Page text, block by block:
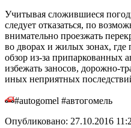
Учитывая сложившиеся
следует отказаться, по
внимательно проезжать
во дворах и жилых зонах, где
обзор из-за припаркованных
избежать заносов, дорожно-
иных неприятных
#autogomel #автогомель
Опубликовано: 27.10.2016